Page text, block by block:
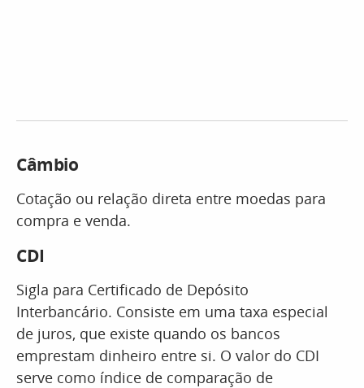
Câmbio
Cotação ou relação direta entre moedas para
compra e venda.
CDI
Sigla para Certificado de Depósito
Interbancário. Consiste em uma taxa especial
de juros, que existe quando os bancos
emprestam dinheiro entre si. O valor do CDI
serve como índice de comparação de